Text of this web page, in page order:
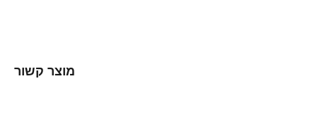
מוצר קשור